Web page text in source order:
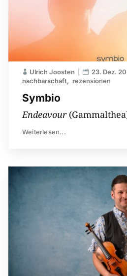
Symbio
Ulrich Joosten 23. Dez.
nachbarschaft
rezensionen
Endeavour
Weiterlesen...